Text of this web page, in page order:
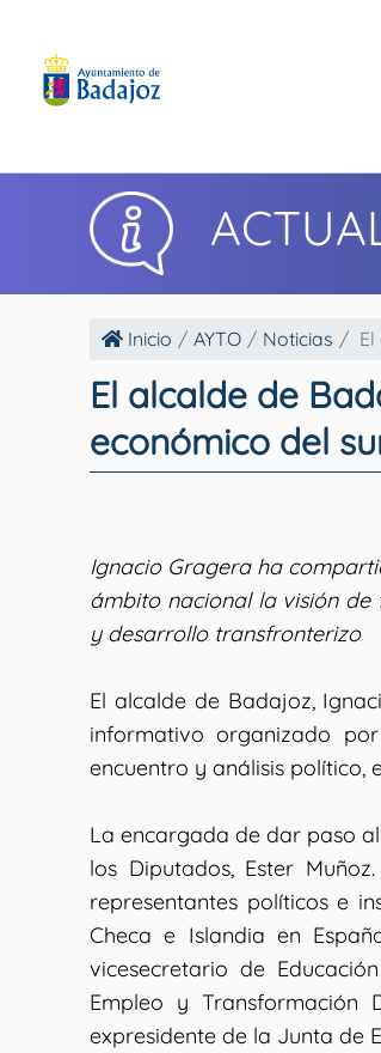
Inicio AYTO Noticias
El alcalde de
económico del
Ignacio Gragera ha
ámbito nacional la visión de
y desarrollo transfronterizo
El alcalde de Badajoz,
informativo organizado
encuentro y análisis político,
La encargada de dar paso
los Diputados, Ester
representantes políticos e
Checa e Islandia en
vicesecretario de
Empleo y Transformación
expresidente de la Junta de